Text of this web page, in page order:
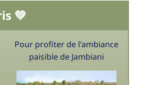
💚
Pour profiter de l'ambiance
paisible de Jambiani